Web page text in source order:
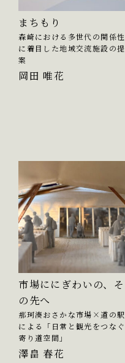
まちもり
森崎における多世代の関係性
に着目した地域交流施設の提
案
岡田 唯花
市場ににぎわいの、そ
の先へ
那珂湊おさかな市場×道の駅
による「日常と観光をつなぐ
寄り道空間」
澤畠 春花